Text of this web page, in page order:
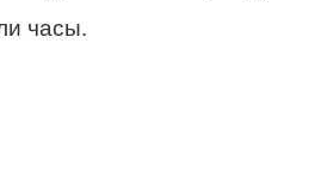
часы.